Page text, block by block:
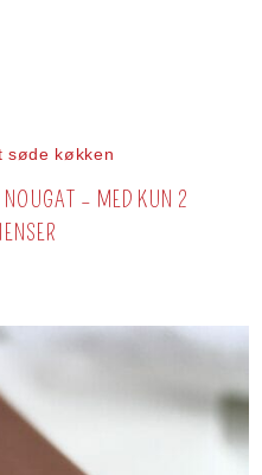
søde køkken
– MED KUN 2